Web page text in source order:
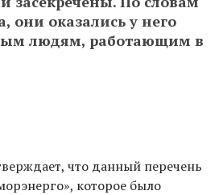
они оказались у него
людям, работающим в
что данный перечень
которое было